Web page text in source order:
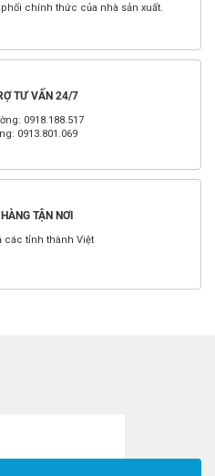
chính thức của nhà sản xuất.
TƯ VẤN 24/7
0918.188.517
0913.801.069
TẬN NƠI
các tỉnh thành Việt